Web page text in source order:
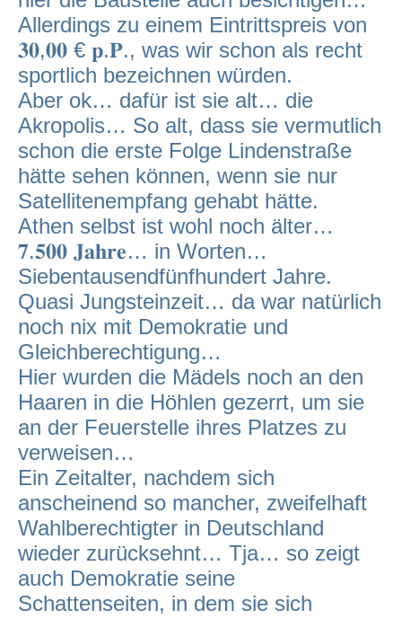
Allerdings zu einem Eintrittspreis von
𝟑𝟎,𝟎𝟎 € 𝐩.𝐏., was wir schon als recht
sportlich bezeichnen würden.
Aber ok… dafür ist sie alt… die
Akropolis… So alt, dass sie vermutlich
schon die erste Folge Lindenstraße
hätte sehen können, wenn sie nur
Satellitenempfang gehabt hätte.
Athen selbst ist wohl noch älter…
𝟕.𝟓𝟎𝟎 𝐉𝐚𝐡𝐫𝐞… in Worten…
Siebentausendfünfhundert Jahre.
Quasi Jungsteinzeit… da war natürlich
noch nix mit Demokratie und
Gleichberechtigung…
Hier wurden die Mädels noch an den
Haaren in die Höhlen gezerrt, um sie
an der Feuerstelle ihres Platzes zu
verweisen…
Ein Zeitalter, nachdem sich
anscheinend so mancher, zweifelhaft
Wahlberechtigter in Deutschland
wieder zurücksehnt… Tja… so zeigt
auch Demokratie seine
Schattenseiten, in dem sie sich